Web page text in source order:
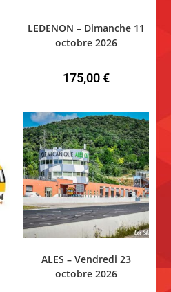
LEDENON – Dimanche 11
octobre 2026
175,00€
ALES – Vendredi 23
octobre 2026